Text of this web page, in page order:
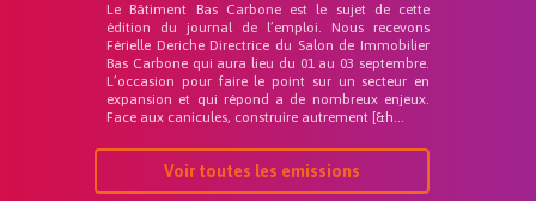
Le Bâtiment Bas Carbone est le sujet de cette
édition du journal de l’emploi. Nous recevons
Férielle Deriche Directrice du Salon de Immobilier
Bas Carbone qui aura lieu du 01 au 03 septembre.
L’occasion pour faire le point sur un secteur en
expansion et qui répond a de nombreux enjeux.
Face aux canicules, construire autrement [&h...
Voir toutes les emissions